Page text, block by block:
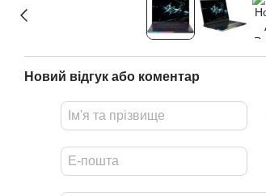
Новий відгук або коментар